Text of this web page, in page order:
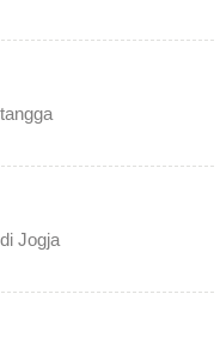
Jogja